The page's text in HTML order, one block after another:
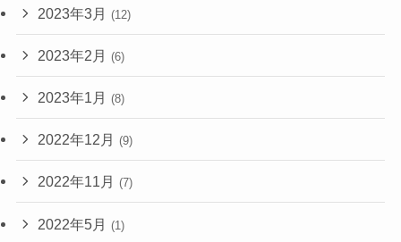
2023年3月 (12)
2023年2月 (6)
2023年1月 (8)
2022年12月 (9)
2022年11月 (7)
2022年5月 (1)